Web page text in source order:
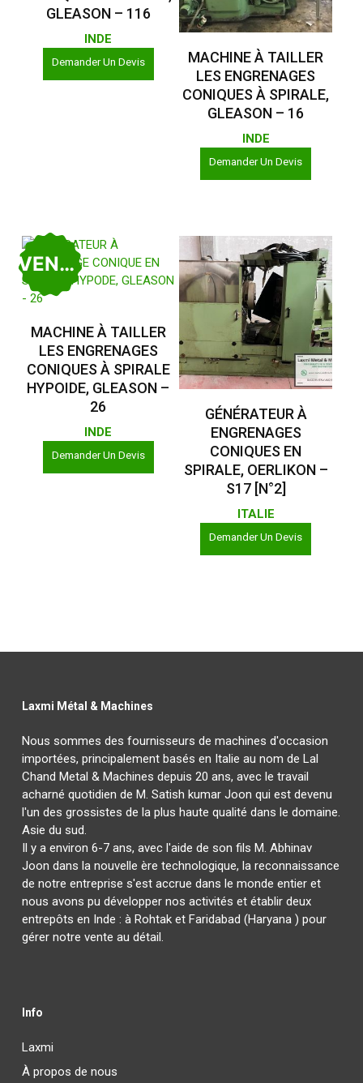
GLEASON – 116
INDE
Demander Un Devis
Lire La Suite
MACHINE À TAILLER
LES ENGRENAGES
CONIQUES À SPIRALE,
GLEASON – 16
INDE
Demander Un Devis
VENDU
Lire La Suite
MACHINE À TAILLER
LES ENGRENAGES
CONIQUES À SPIRALE
HYPOIDE, GLEASON –
26
INDE
Demander Un Devis
Lire La Suite
GÉNÉRATEUR À
ENGRENAGES
CONIQUES EN
SPIRALE, OERLIKON –
S17 [N°2]
ITALIE
Demander Un Devis
Laxmi Métal & Machines
Nous sommes des fournisseurs de machines d'occasion
importées, principalement basés en Italie au nom de Lal
Chand Metal & Machines depuis 20 ans, avec le travail
acharné quotidien de M. Satish kumar Joon qui est devenu
l'un des grossistes de la plus haute qualité dans le domaine.
Asie du sud.
Il y a environ 6-7 ans, avec l'aide de son fils M. Abhinav
Joon dans la nouvelle ère technologique, la reconnaissance
de notre entreprise s'est accrue dans le monde entier et
nous avons pu développer nos activités et établir deux
entrepôts en Inde : à Rohtak et Faridabad (Haryana ) pour
gérer notre vente au détail.
Info
Laxmi
À propos de nous